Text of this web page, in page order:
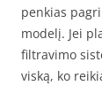
penkias
modelį. Jei
filtravimo
viską, ko